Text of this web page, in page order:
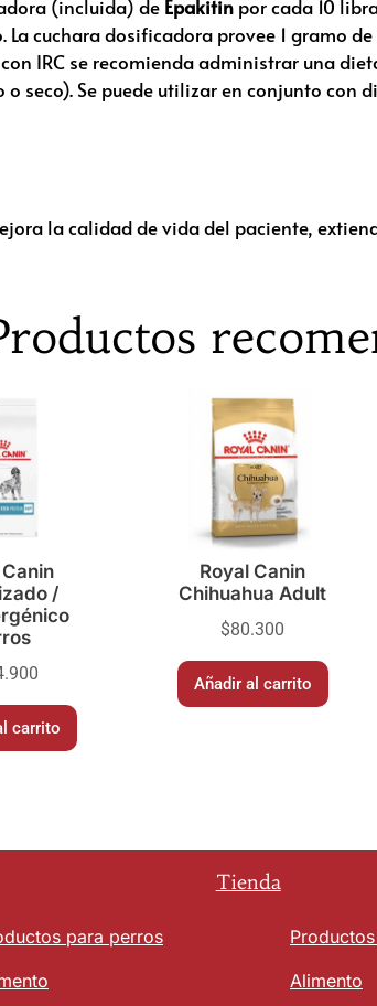
(incluida) de Epakitin por cada 10
cuchara dosificadora provee 1 gramo de
IRC se recomienda administrar una
seco). Se puede utilizar en conjunto con
la calidad de vida del paciente,
/
carrito
Royal Canin
Chihuahua Adult
$80.300
Añadir al carrito
Tienda
para perros
Alimento